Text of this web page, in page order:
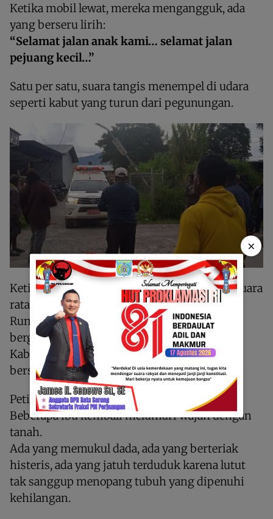
Ketika mobil lewat, mereka mengangguk, ada
yang berseru lirih:
“Selamat jalan anak kami… selamat jalan
pejuang kecil…”
Satu per satu, suara tangis menempel di udara
seperti kabut yang turun dari pegunungan.
Ketika konvoi tiba di halaman rumah duka, suara
ratapan langsung pecah seperti gelombang.
Rumah itu seperti dipenuhi cahaya lilin yang
bergetar ditiup angin malam.
Kabut turun perlahan, seolah ikut merunduk
bersama semua yang hadir.
Peti diturunkan.
Beberapa ibu kembali melumuri wajah dengan
tanah.
Ada yang memukul dada, ada yang berteriak
histeris, ada yang jatuh terduduk karena lutut
tak sanggup menopang tubuh yang dipenuhi
kehilangan.
×